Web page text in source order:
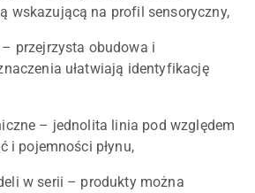
wskazującą na profil sensoryczny,
przejrzysta obudowa i
ułatwiają identyfikację
– jednolita linia pod względem
i pojemności płynu,
w serii – produkty można